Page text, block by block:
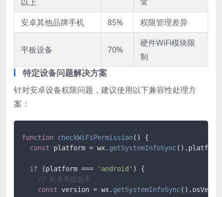
安卓其他品牌手机
85% 权限管理差异
平板设备 70%
硬件WiFi模块限
制
特定设备问题解决方案
针对安卓设备权限问题，建议使用以下兼容性处理方
案：
function checkWiFiPermission( ) {
const platform = wx. getSystemInfoSync(). platform
if (platform === 'android' ) {
// 检查系统版本
const version = wx. getSystemInfoSync().